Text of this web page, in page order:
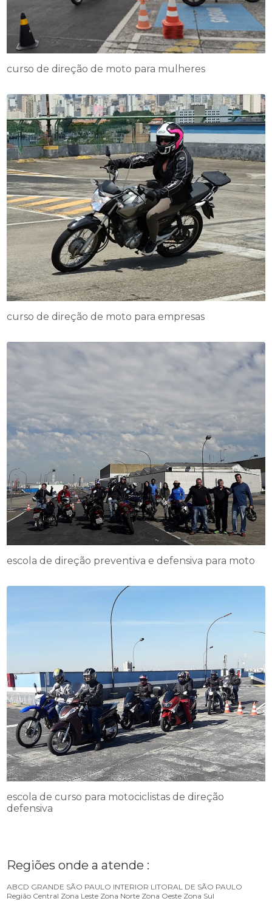
curso de direção de moto para mulheres
curso de direção de moto para empresas
escola de direção preventiva e defensiva para moto
escola de curso para motociclistas de direção
defensiva
Regiões onde a atende :
ABCD GRANDE SÃO PAULO INTERIOR LITORAL DE SÃO PAULO
Região Central Zona Leste Zona Norte Zona Oeste Zona Sul